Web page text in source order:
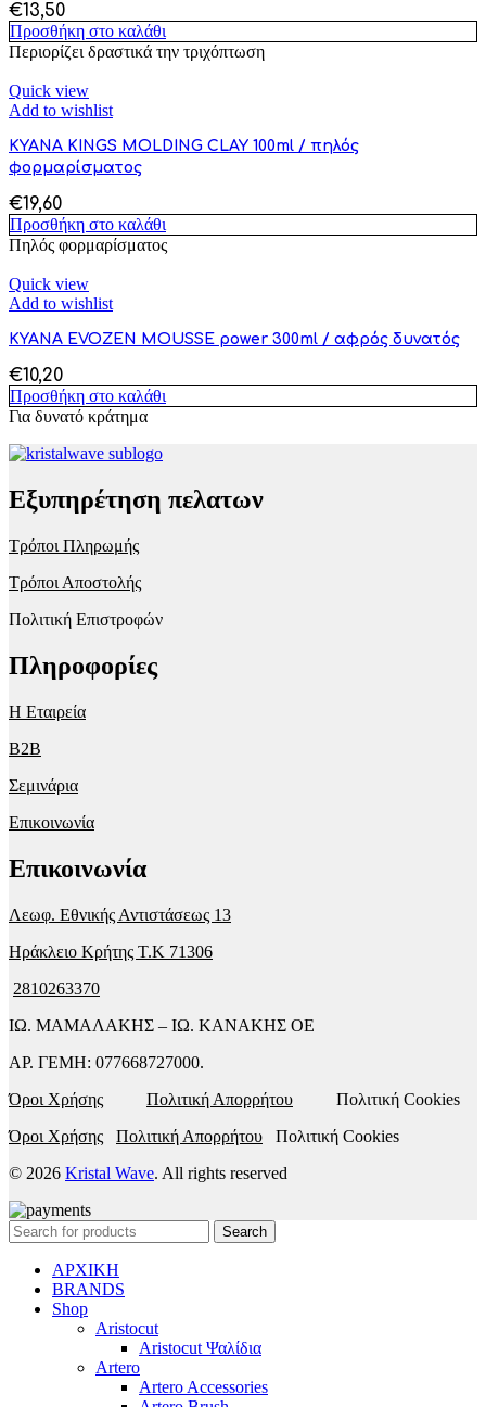
€13,50
Προσθήκη στο καλάθι
Περιορίζει δραστικά την τριχόπτωση
Quick view
Add to wishlist
KYANA KINGS MOLDING CLAY 100ml / πηλός
φορμαρίσματος
€19,60
Προσθήκη στο καλάθι
Πηλός φορμαρίσματος
Quick view
Add to wishlist
KYANA EVOZEN MOUSSE power 300ml / αφρός δυνατός
€10,20
Προσθήκη στο καλάθι
Για δυνατό κράτημα
Εξυπηρέτηση πελατων
Τρόποι Πληρωμής
Τρόποι Αποστολής
Πολιτική Επιστροφών
Πληροφορίες
Η Εταιρεία
B2B
Σεμινάρια
Επικοινωνία
Επικοινωνία
Λεωφ. Εθνικής Αντιστάσεως 13
Ηράκλειο Κρήτης T.K 71306
2810263370
ΙΩ. ΜΑΜΑΛΑΚΗΣ – ΙΩ. ΚΑΝΑΚΗΣ ΟΕ
ΑΡ. ΓΕΜΗ: 077668727000.
Όροι Χρήσης
Πολιτική Απορρήτου Πολιτική Cookies
Όροι Χρήσης
Πολιτική Απορρήτου Πολιτική Cookies
© 2026 Kristal Wave. All rights reserved
Search
ΑΡΧΙΚΗ
BRANDS
Shop
Aristocut
Aristocut Ψαλίδια
Artero
Artero Accessories